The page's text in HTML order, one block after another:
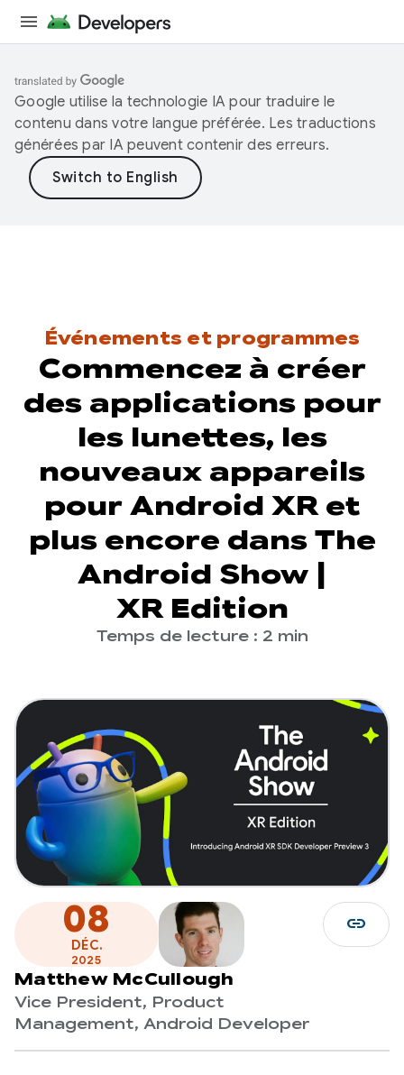
Google utilise la technologie IA pour traduire le
contenu dans votre langue préférée. Les traductions
générées par IA peuvent contenir des erreurs.
Événements et programmes
Commencez à créer
des applications pour
les lunettes, les
nouveaux appareils
pour Android XR et
plus encore dans The
Android Show |
XR Edition
Temps de lecture : 2 min
08
DÉC.
2025
Matthew McCullough
Vice President, Product
Management, Android Developer
link